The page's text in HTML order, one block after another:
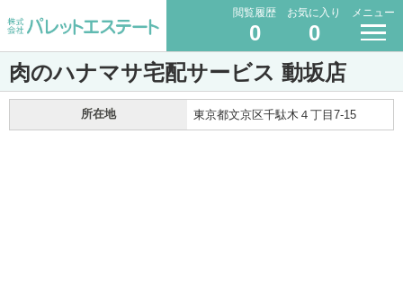
閲覧履歴
0
お気に入り
0
メニュー
肉のハナマサ宅配サービス 動坂店
所在地 東京都文京区千駄木４丁目7-15